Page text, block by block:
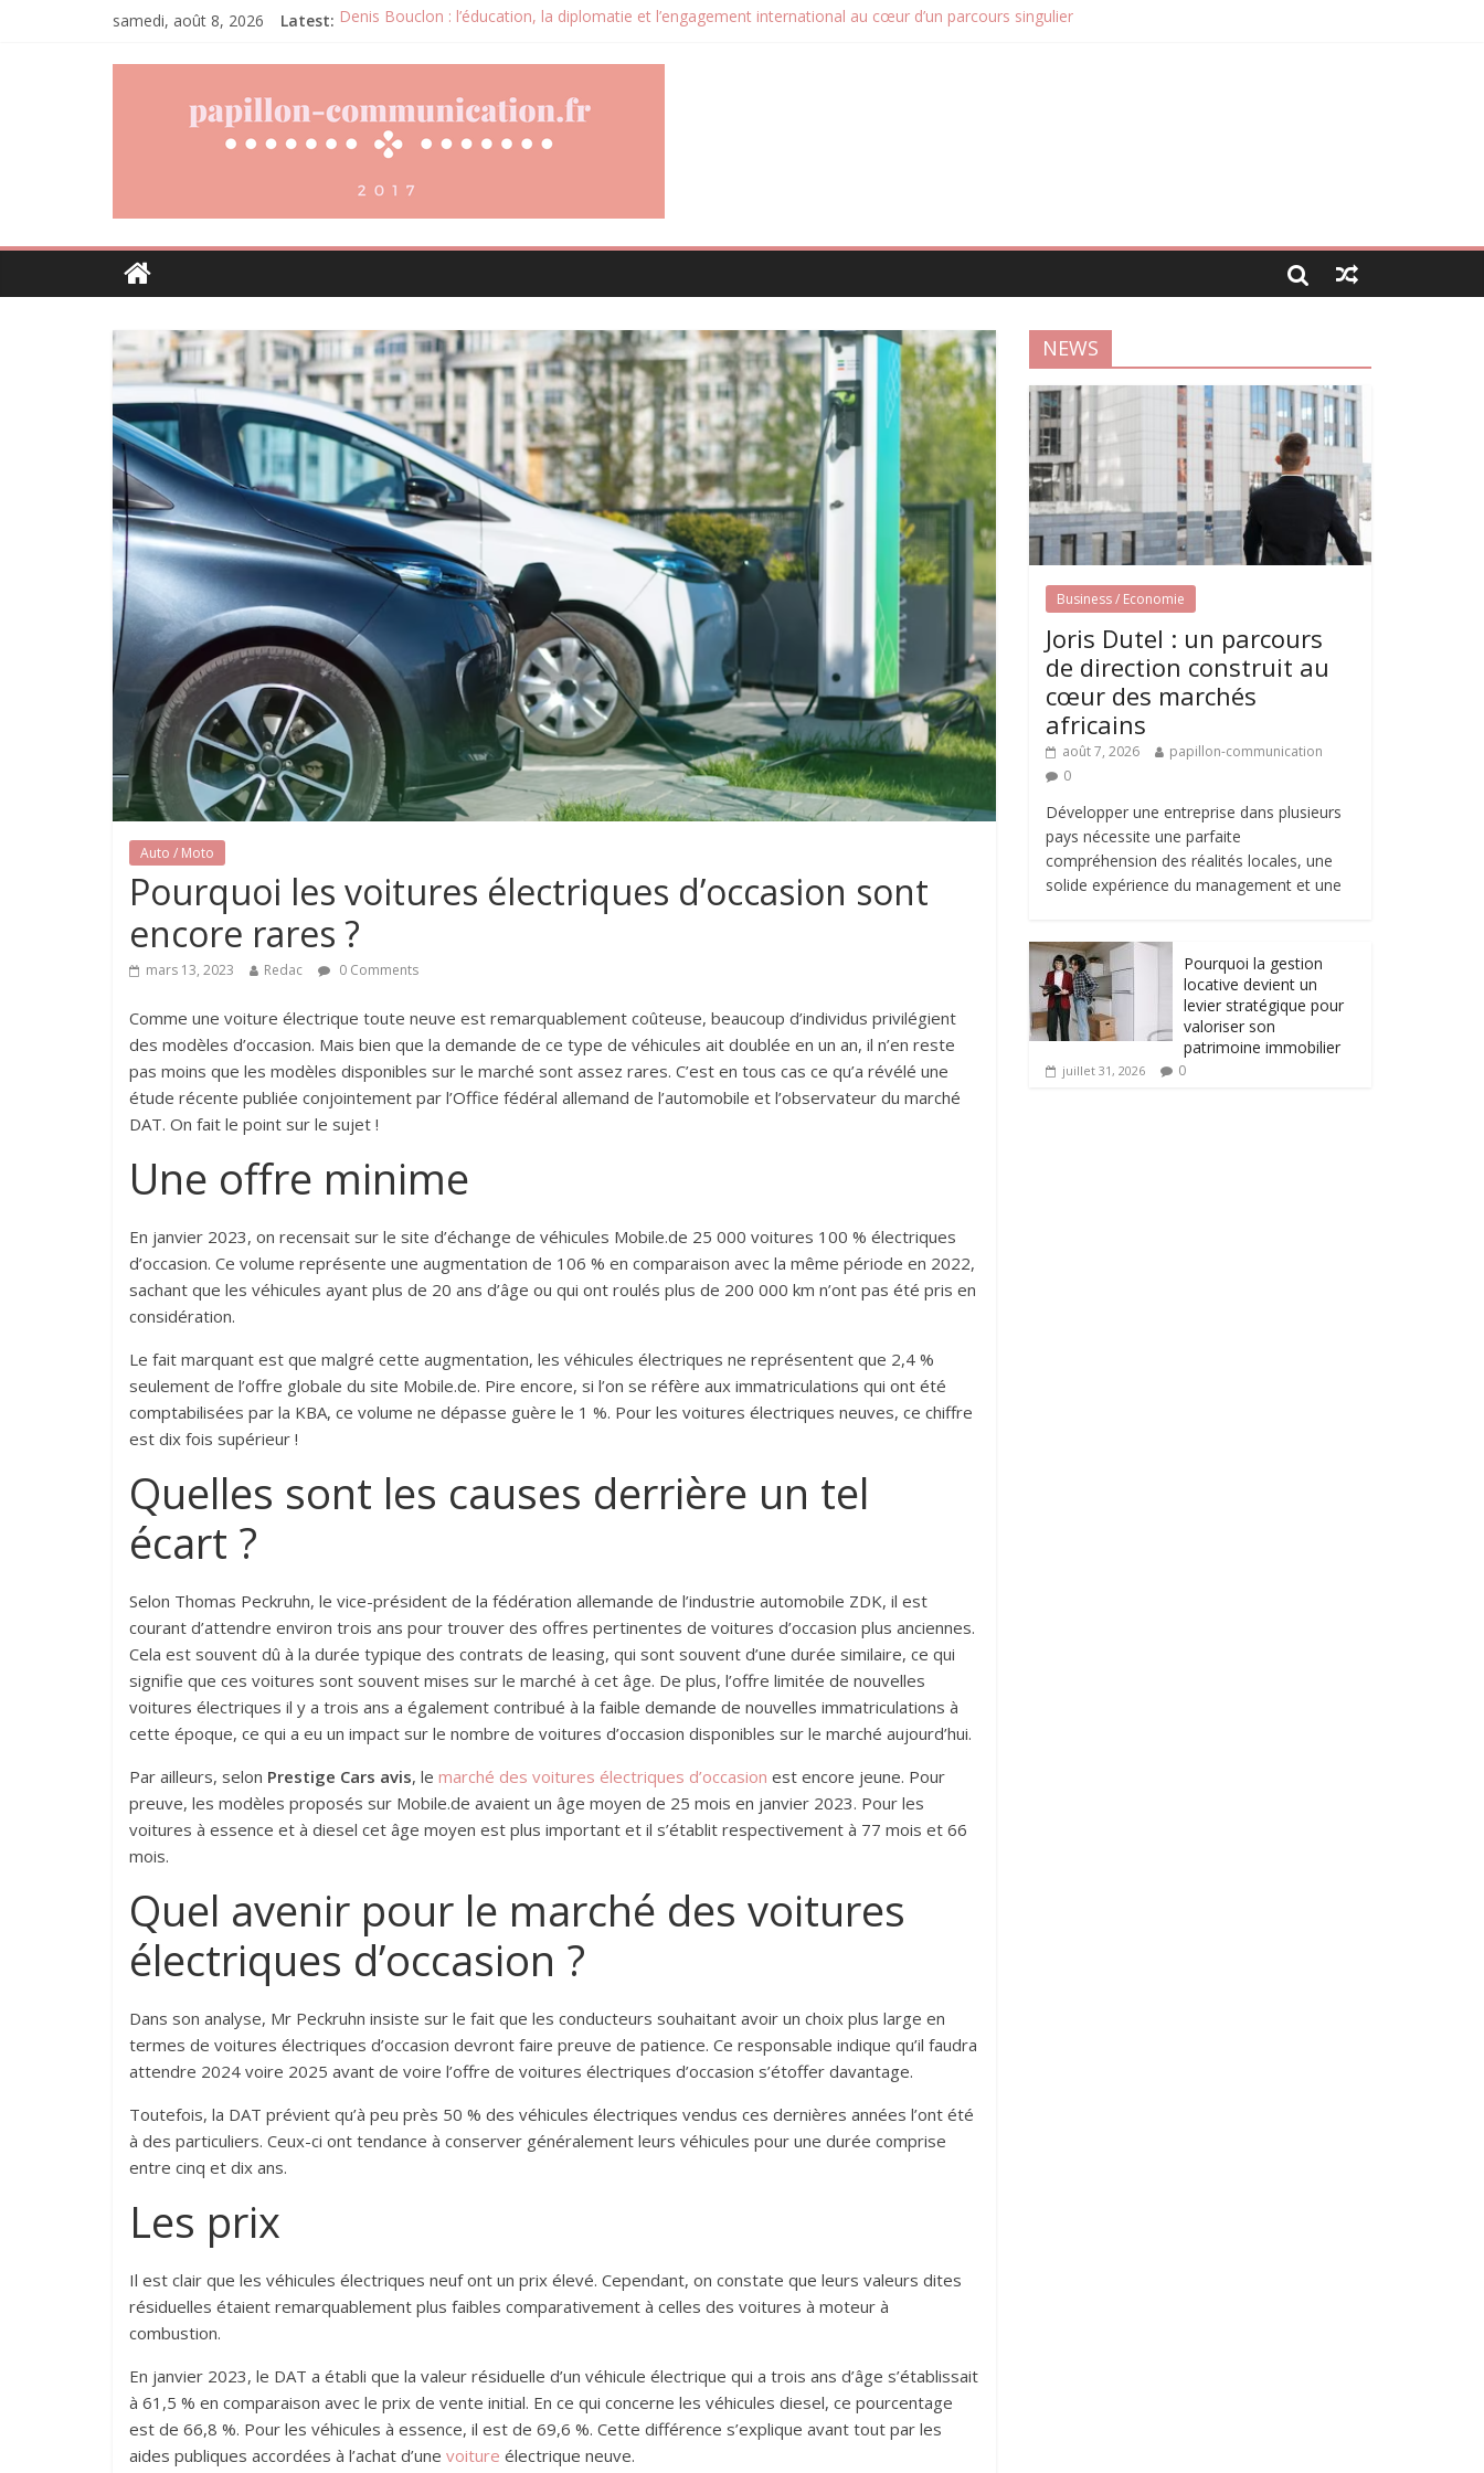
samedi, août 8, 2026 Latest: Denis Bouclon : l’éducation, la diplomatie et l’engagement international au cœur d’un parcours singulier
Pourquoi la gestion locative devient un levier stratégique pour valoriser son patrimoine immobilier
Daniel Moquet : quand les avis clients deviennent un levier d’amélioration continue ?
Agria : une assurance santé animale conçue pour répondre aux besoins des propriétaires
Auto / Moto
Pourquoi les voitures électriques d’occasion sont
encore rares ?
mars 13, 2023 Redac 0 Comments
Comme une voiture électrique toute neuve est remarquablement coûteuse, beaucoup d’individus privilégient
des modèles d’occasion. Mais bien que la demande de ce type de véhicules ait doublée en un an, il n’en reste
pas moins que les modèles disponibles sur le marché sont assez rares. C’est en tous cas ce qu’a révélé une
étude récente publiée conjointement par l’Office fédéral allemand de l’automobile et l’observateur du marché
DAT. On fait le point sur le sujet !
Une offre minime
En janvier 2023, on recensait sur le site d’échange de véhicules Mobile.de 25 000 voitures 100 % électriques
d’occasion. Ce volume représente une augmentation de 106 % en comparaison avec la même période en 2022,
sachant que les véhicules ayant plus de 20 ans d’âge ou qui ont roulés plus de 200 000 km n’ont pas été pris en
considération.
Le fait marquant est que malgré cette augmentation, les véhicules électriques ne représentent que 2,4 %
seulement de l’offre globale du site Mobile.de. Pire encore, si l’on se réfère aux immatriculations qui ont été
comptabilisées par la KBA, ce volume ne dépasse guère le 1 %. Pour les voitures électriques neuves, ce chiffre
est dix fois supérieur !
Quelles sont les causes derrière un tel
écart ?
Selon Thomas Peckruhn, le vice-président de la fédération allemande de l’industrie automobile ZDK, il est
courant d’attendre environ trois ans pour trouver des offres pertinentes de voitures d’occasion plus anciennes.
Cela est souvent dû à la durée typique des contrats de leasing, qui sont souvent d’une durée similaire, ce qui
signifie que ces voitures sont souvent mises sur le marché à cet âge. De plus, l’offre limitée de nouvelles
voitures électriques il y a trois ans a également contribué à la faible demande de nouvelles immatriculations à
cette époque, ce qui a eu un impact sur le nombre de voitures d’occasion disponibles sur le marché aujourd’hui.
Par ailleurs, selon Prestige Cars avis, le marché des voitures électriques d’occasion est encore jeune. Pour
preuve, les modèles proposés sur Mobile.de avaient un âge moyen de 25 mois en janvier 2023. Pour les
voitures à essence et à diesel cet âge moyen est plus important et il s’établit respectivement à 77 mois et 66
mois.
Quel avenir pour le marché des voitures
électriques d’occasion ?
Dans son analyse, Mr Peckruhn insiste sur le fait que les conducteurs souhaitant avoir un choix plus large en
termes de voitures électriques d’occasion devront faire preuve de patience. Ce responsable indique qu’il faudra
attendre 2024 voire 2025 avant de voire l’offre de voitures électriques d’occasion s’étoffer davantage.
Toutefois, la DAT prévient qu’à peu près 50 % des véhicules électriques vendus ces dernières années l’ont été
à des particuliers. Ceux-ci ont tendance à conserver généralement leurs véhicules pour une durée comprise
entre cinq et dix ans.
Les prix
Il est clair que les véhicules électriques neuf ont un prix élevé. Cependant, on constate que leurs valeurs dites
résiduelles étaient remarquablement plus faibles comparativement à celles des voitures à moteur à
combustion.
En janvier 2023, le DAT a établi que la valeur résiduelle d’un véhicule électrique qui a trois ans d’âge s’établissait
à 61,5 % en comparaison avec le prix de vente initial. En ce qui concerne les véhicules diesel, ce pourcentage
est de 66,8 %. Pour les véhicules à essence, il est de 69,6 %. Cette différence s’explique avant tout par les
aides publiques accordées à l’achat d’une voiture électrique neuve.
NEWS
Business / Economie
Joris Dutel : un parcours
de direction construit au
cœur des marchés
africains
août 7, 2026
papillon-communication
0
Développer une entreprise dans plusieurs
pays nécessite une parfaite
compréhension des réalités locales, une
solide expérience du management et une
Pourquoi la gestion
locative devient un
levier stratégique pour
valoriser son
patrimoine immobilier
juillet 31, 2026 0